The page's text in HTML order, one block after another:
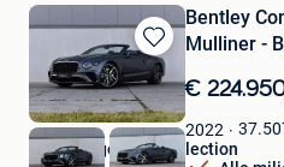
Bewaren
in
Mijn
Favorieten
Bentley
Mulliner -
€
2022
ElsenBergen Car Collection